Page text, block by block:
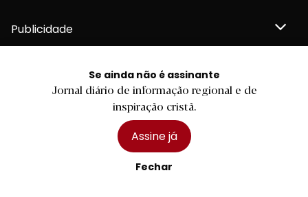
Se ainda não é assinante
Jornal diário de informação regional e de
inspiração cristã.
Assine já
Fechar
Publicidade
Declaração de compromisso FSC®
Política de Confidencialidade
2026 Diário do Minho, Lda. © Todos os direitos reservados